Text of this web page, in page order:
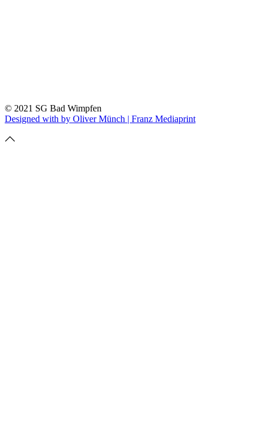
© 2021 SG Bad Wimpfen
Designed with by Oliver Münch | Franz Mediaprint